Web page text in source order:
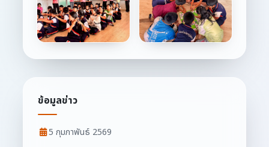
ข้อมูลข่าว
5 กุมภาพันธ์ 2569